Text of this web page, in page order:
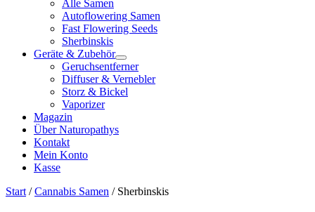
Alle Samen
Autoflowering Samen
Fast Flowering Seeds
Sherbinskis
Geräte & Zubehör
Geruchsentferner
Diffuser & Vernebler
Storz & Bickel
Vaporizer
Magazin
Über Naturopathys
Kontakt
Mein Konto
Kasse
Start /Cannabis Samen / Sherbinskis